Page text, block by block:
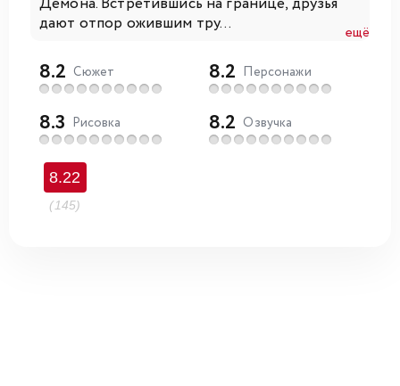
дают отпор ожившим тру...
ещё
8.2 Сюжет 8.2 Персонажи
8.3 Рисовка 8.2 Озвучка
8.22
(145)